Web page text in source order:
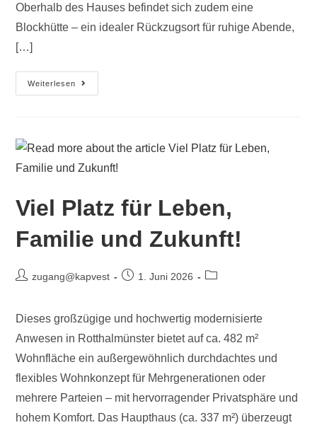
Oberhalb des Hauses befindet sich zudem eine
Blockhütte – ein idealer Rückzugsort für ruhige Abende,
[…]
Weiterlesen
Viel Platz für Leben,
Familie und Zukunft!
zugang@kapvest 1. Juni 2026
Dieses großzügige und hochwertig modernisierte
Anwesen in Rotthalmünster bietet auf ca. 482 m²
Wohnfläche ein außergewöhnlich durchdachtes und
flexibles Wohnkonzept für Mehrgenerationen oder
mehrere Parteien – mit hervorragender Privatsphäre und
hohem Komfort. Das Haupthaus (ca. 337 m²) überzeugt